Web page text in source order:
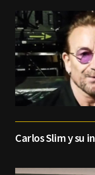
Carlos Slim y su